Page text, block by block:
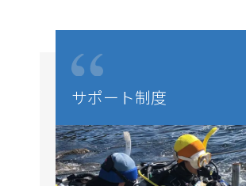
サポート制度